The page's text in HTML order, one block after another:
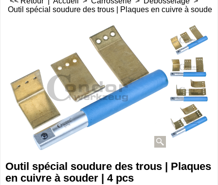
Outil spécial soudure des trous | Plaques en cuivre à souder
Outil spécial soudure des trous | Plaques
en cuivre à souder | 4 pcs